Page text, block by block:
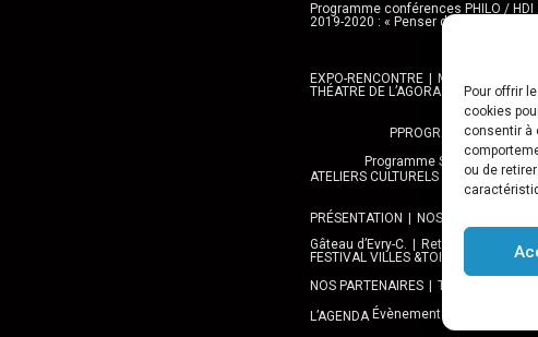
Pour offrir
cookies
consentir à
ou de
Programme conférences PHILO / HDI
2019-2020 : « Penser demain » avec le
EXPO-RENCONTRE
THÉATRE DE L’AGORA
GALERIE
PPROGRAMME DES
Programme SORTIES
ATELIERS CULTURELS
STREET ART
PRÉSENTATION
NOS PRESTATIONS
Gâteau d’Evry-C.
Retour sur 15 ans
FESTIVAL VILLES &TOILES-
NOS PARTENAIRES
L’AGENDA Évènements